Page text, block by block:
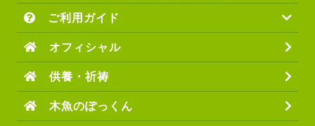
ご利用ガイド
オフィシャル
供養・祈祷
木魚のぽっくん